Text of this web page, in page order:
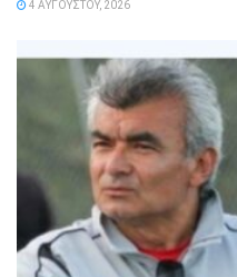
4 ΑΥΓΟΎΣΤΟΥ, 2026